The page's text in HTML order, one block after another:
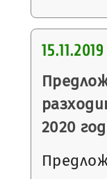
15.11.2019
2020